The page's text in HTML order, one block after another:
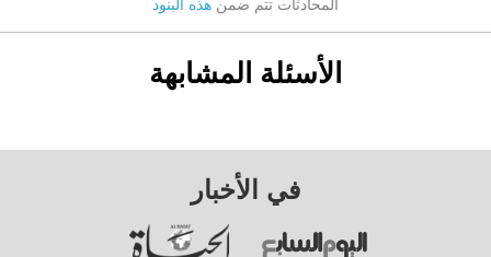
الأسئلة المشابهة
في الأخبار